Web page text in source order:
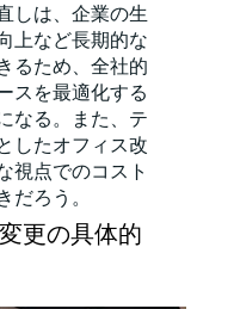
しは、企業の生
上など長期的な
るため、全社的
スを最適化する
なる。また、テ
したオフィス改
視点でのコスト
ろう。
更の具体的